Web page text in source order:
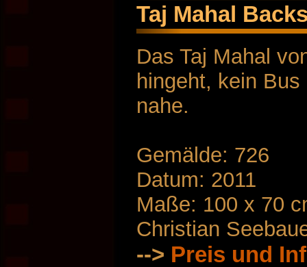
Taj Mahal
Das Taj Mahal
hingeht, kein
nahe.
Gemälde: 726
Datum: 2011
Maße: 100 x 70
Christian
--> Preis und